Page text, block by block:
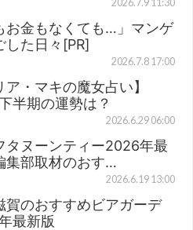
2026.7.9 11:30
お金もなくても…」マンゲ
した日々[PR]
2026.7.8 17:00
ア・マキの魔女占い】
半期の運勢は？
2026.6.29 06:00
タヌーンティー2026年最
集部取材のおす…
2026.6.19 13:00
賀のおすすめビアガーデ
最新版